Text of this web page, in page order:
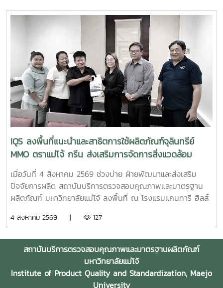
จังหวัดเชียงใหม่ เพื่อประชาสัมพันธ์บริการของหน่วยงาน และให้
คำปรึกษาแก่ผู้ประกอบการ SME ในพื้นที่จังหวัดเชียงใหม่และ
จังหวัดใกล้เคียง ฝ่ายบริหารและห้องปฏิบัติการ นำโดย รองผู้
อำนวยการฝ่ายบริหารและห้องปฏิบัติการ นางริมฤทัย พุทธวงค์
พร้อมด้วยบุคลากร ได้แก่ นางสาวสุปราณี แก้วเทียน นัก
วิทยาศาสตร์ นางสาวธนพร ดวงเดช นักวิทยาศาสตร์ นางสาว
ธนาพร สอนหล้าวงศ์ เจ้าหน้าที่บริการลูกค้า ภายในงาน IQS ได้
ร่วมออกบูธแนะนำบริการด้านการตรวจสอบคุณภาพและ
มาตรฐานผลิตภัณฑ์ พร้อมให้คำปรึกษาแก่ผู้ประกอบการเกี่ยวกับ
การพัฒนาผลิตภัณฑ์ การยกระดับมาตรฐานสินค้า และการใช้
บริการผ่านระบบ BDS เพื่อสนับสนุนการเพิ่มขีดความสามารถใน
การแข่งขันของผู้ประกอบการไทย รวมถึงสร้างเครือข่ายความ
ร่วมมือระหว่างหน่วยงานภาครัฐ สถาบันการศึกษา และภาคธุรกิจ
IQS ลงพื้นที่แนะนำและสาธิตการใช้ผลิตภัณฑ์จุลินทรีย์
MMO ตราแม่โจ้ กรีน ส่งเสริมการจัดการสิ่งแวดล้อม
สำหรับธุรกิจโรงแรม
เมื่อวันที่ 4 สิงหาคม 2569 ช่วงบ่าย ฝ่ายพัฒนาและส่งเสริม
ปัจจัยการผลิต สถาบันบริการตรวจสอบคุณภาพและมาตรฐาน
ผลิตภัณฑ์ มหาวิทยาลัยแม่โจ้ ลงพื้นที่ ณ โรงแรมแคนทารี ฮิลส์
และสาธิตแนวทางการใช้งานผลิตภัณฑ์จุลินทรีย์ MMO ตราแม่โจ้
พื้นที่ต่าง ๆ ภายในสถานประกอบการ โดยชื่อสถานที่ดังกล่าว
ตรงกับชื่อภาษาไทยที่โรงแรมใช้อย่างเป็นทางการ การลงพื้นที่
ครั้งนี้นำโดย ผู้ช่วยศาสตราจารย์ ดร.ฉันทนา ซูแสวงทรัพย์ รอง
ผู้อำนวยการฝ่ายวิจัยและนวัตกรรม และ นายพัฒน์ โกจินอก
4 สิงหาคม 2569 | 127
สถาบันบริการตรวจสอบคุณภาพและมาตรฐานผลิตภัณฑ์
มหาวิทยาลัยแม่โจ้
Institute of Product Quality and Standardization, Maejo
University